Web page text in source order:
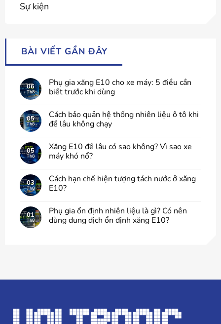
Sự kiện
BÀI VIẾT GẦN ĐÂY
06
Th8
Phụ gia xăng E10 cho xe máy: 5 điều cần
biết trước khi dùng
05
Th8
Cách bảo quản hệ thống nhiên liệu ô tô khi
để lâu không chạy
05
Th8
Xăng E10 để lâu có sao không? Vì sao xe
máy khó nổ?
03
Th8
Cách hạn chế hiện tượng tách nước ở xăng
E10?
01
Th8
Phụ gia ổn định nhiên liệu là gì? Có nên
dùng dung dịch ổn định xăng E10?